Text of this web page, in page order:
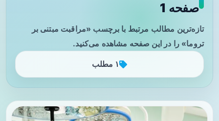
صفحه 1
تازه‌ترین مطالب مرتبط با برچسب «مراقبت مبتنی بر
تروما» را در این صفحه مشاهده می‌کنید.
۱ مطلب